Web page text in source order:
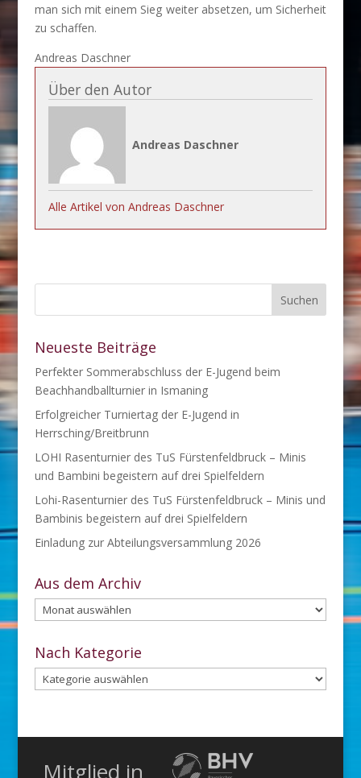
man sich mit einem Sieg weiter absetzen, um Sicherheit
zu schaffen.
Andreas Daschner
Über den Autor
Andreas Daschner
Alle Artikel von Andreas Daschner
Neueste Beiträge
Perfekter Sommerabschluss der E-Jugend beim
Beachhandballturnier in Ismaning
Erfolgreicher Turniertag der E-Jugend in
Herrsching/Breitbrunn
LOHI Rasenturnier des TuS Fürstenfeldbruck – Minis
und Bambini begeistern auf drei Spielfeldern
Lohi-Rasenturnier des TuS Fürstenfeldbruck – Minis und
Bambinis begeistern auf drei Spielfeldern
Einladung zur Abteilungsversammlung 2026
Aus dem Archiv
Aus
dem
Archiv
Nach Kategorie
Nach
Kategorie
Mitglied in